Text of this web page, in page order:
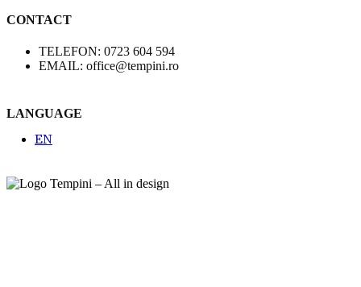
CONTACT
TELEFON: 0723 604 594
EMAIL: office@tempini.ro
LANGUAGE
EN